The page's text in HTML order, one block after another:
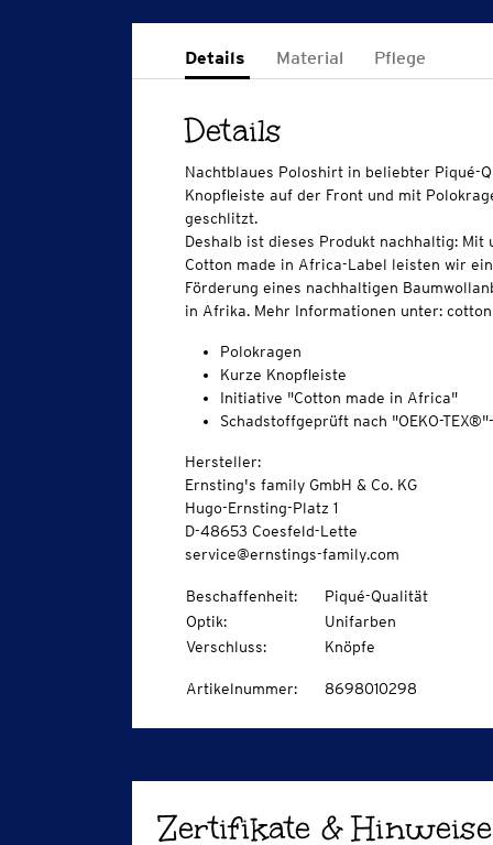
Details Material Pflege
Details
Nachtblaues Poloshirt in beliebter Piqué-
Knopfleiste auf der Front und mit
geschlitzt.
Deshalb ist dieses Produkt nachhaltig: Mit
Cotton made in Africa-Label leisten wir
Förderung eines nachhaltigen
in Afrika. Mehr Informationen unter:
Polokragen
Kurze Knopfleiste
Initiative "Cotton made in Africa"
Schadstoffgeprüft nach "OEKO-
Hersteller:
Ernsting's family GmbH & Co. KG
Hugo-Ernsting-Platz 1
D-48653 Coesfeld-Lette
service@ernstings-family.com
Beschaffenheit:
Piqué-Qualität
Optik:
Unifarben
Verschluss: Knöpfe
Artikelnummer: 8698010298
Zertifikate & Hinweise